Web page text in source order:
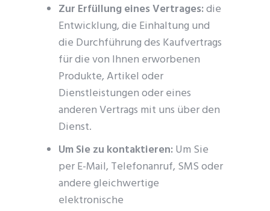
Zur Erfüllung eines Vertrages:die
Entwicklung, die Einhaltung und
die Durchführung des Kaufvertrags
für die von Ihnen erworbenen
Produkte, Artikel oder
Dienstleistungen oder eines
anderen Vertrags mit uns über den
Dienst.
Um Sie zu kontaktieren:Um Sie
per E-Mail, Telefonanruf, SMS oder
andere gleichwertige
elektronische